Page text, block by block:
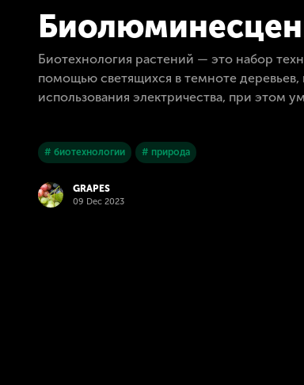
Биотехнология растений — это набор
помощью светящихся в темноте деревьев,
использования электричества, при этом
# биотехнологии # природа
GRAPES
09 Dec 2023